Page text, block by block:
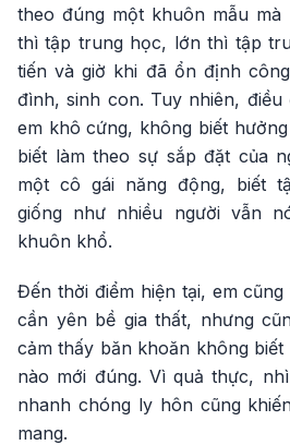
theo đúng một khuôn mẫu
thì tập trung học, lớn thì tập
tiến và giờ khi đã ổn định
đình, sinh con. Tuy nhiên,
em khô cứng, không biết
biết làm theo sự sắp đặt của
một cô gái năng động, biết
giống như nhiều người vẫn
khuôn khổ.
Đến thời điểm hiện tại, em
cần yên bề gia thất, nhưng
cảm thấy băn khoăn không
nào mới đúng. Vì quả thực,
nhanh chóng ly hôn cũng
mang.